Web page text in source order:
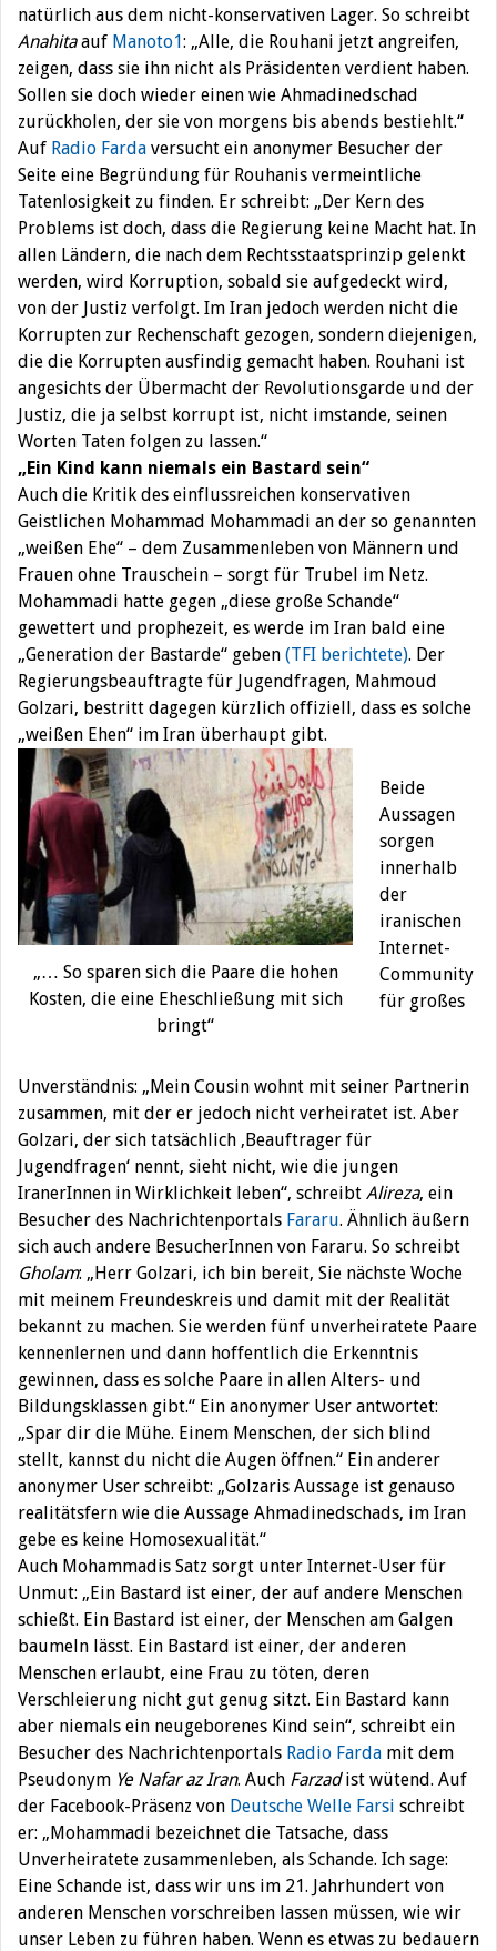
natürlich aus dem nicht-konservativen Lager. So schreibt
Anahitaauf Manoto1: „Alle, die Rouhani jetzt angreifen,
zeigen, dass sie ihn nicht als Präsidenten verdient haben.
Sollen sie doch wieder einen wie Ahmadinedschad
zurückholen, der sie von morgens bis abends bestiehlt.“
Auf Radio Farda versucht ein anonymer Besucher der
Seite eine Begründung für Rouhanis vermeintliche
Tatenlosigkeit zu finden. Er schreibt: „Der Kern des
Problems ist doch, dass die Regierung keine Macht hat. In
allen Ländern, die nach dem Rechtsstaatsprinzip gelenkt
werden, wird Korruption, sobald sie aufgedeckt wird,
von der Justiz verfolgt. Im Iran jedoch werden nicht die
Korrupten zur Rechenschaft gezogen, sondern diejenigen,
die die Korrupten ausfindig gemacht haben. Rouhani ist
angesichts der Übermacht der Revolutionsgarde und der
Justiz, die ja selbst korrupt ist, nicht imstande, seinen
Worten Taten folgen zu lassen.“
„Ein Kind kann niemals ein Bastard sein“
Auch die Kritik des einflussreichen konservativen
Geistlichen Mohammad Mohammadi an der so genannten
„weißen Ehe“ – dem Zusammenleben von Männern und
Frauen ohne Trauschein – sorgt für Trubel im Netz.
Mohammadi hatte gegen „diese große Schande“
gewettert und prophezeit, es werde im Iran bald eine
„Generation der Bastarde“ geben (TFI berichtete). Der
Regierungsbeauftragte für Jugendfragen, Mahmoud
Golzari, bestritt dagegen kürzlich offiziell, dass es solche
„weißen Ehen“ im Iran überhaupt gibt.
„… So sparen sich die Paare die hohen
Kosten, die eine Eheschließung mit sich
bringt“
Beide
Aussagen
sorgen
innerhalb
der
iranischen
Internet-
Community
für großes
Unverständnis: „Mein Cousin wohnt mit seiner Partnerin
zusammen, mit der er jedoch nicht verheiratet ist. Aber
Golzari, der sich tatsächlich ‚Beauftrager für
Jugendfragen‘ nennt, sieht nicht, wie die jungen
IranerInnen in Wirklichkeit leben“, schreibt Alireza, ein
Besucher des Nachrichtenportals Fararu. Ähnlich äußern
sich auch andere BesucherInnen von Fararu. So schreibt
Gholam: „Herr Golzari, ich bin bereit, Sie nächste Woche
mit meinem Freundeskreis und damit mit der Realität
bekannt zu machen. Sie werden fünf unverheiratete Paare
kennenlernen und dann hoffentlich die Erkenntnis
gewinnen, dass es solche Paare in allen Alters- und
Bildungsklassen gibt.“ Ein anonymer User antwortet:
„Spar dir die Mühe. Einem Menschen, der sich blind
stellt, kannst du nicht die Augen öffnen.“ Ein anderer
anonymer User schreibt: „Golzaris Aussage ist genauso
realitätsfern wie die Aussage Ahmadinedschads, im Iran
gebe es keine Homosexualität.“
Auch Mohammadis Satz sorgt unter Internet-User für
Unmut: „Ein Bastard ist einer, der auf andere Menschen
schießt. Ein Bastard ist einer, der Menschen am Galgen
baumeln lässt. Ein Bastard ist einer, der anderen
Menschen erlaubt, eine Frau zu töten, deren
Verschleierung nicht gut genug sitzt. Ein Bastard kann
aber niemals ein neugeborenes Kind sein“, schreibt ein
Besucher des Nachrichtenportals Radio Farda mit dem
Pseudonym Ye Nafar az Iran. Auch Farzadist wütend. Auf
der Facebook-Präsenz von Deutsche Welle Farsi schreibt
er: „Mohammadi bezeichnet die Tatsache, dass
Unverheiratete zusammenleben, als Schande. Ich sage:
Eine Schande ist, dass wir uns im 21. Jahrhundert von
anderen Menschen vorschreiben lassen müssen, wie wir
unser Leben zu führen haben. Wenn es etwas zu bedauern